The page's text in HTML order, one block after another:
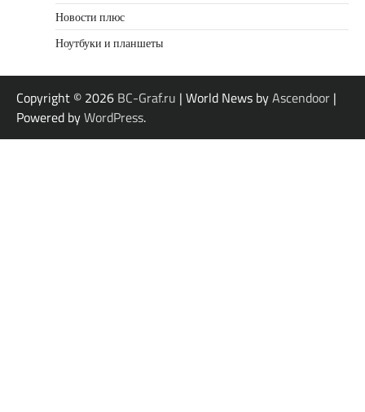
Новости плюс
Ноутбуки и планшеты
Copyright © 2026 BC-Graf.ru | World News byAscendoor |
Powered byWordPress.